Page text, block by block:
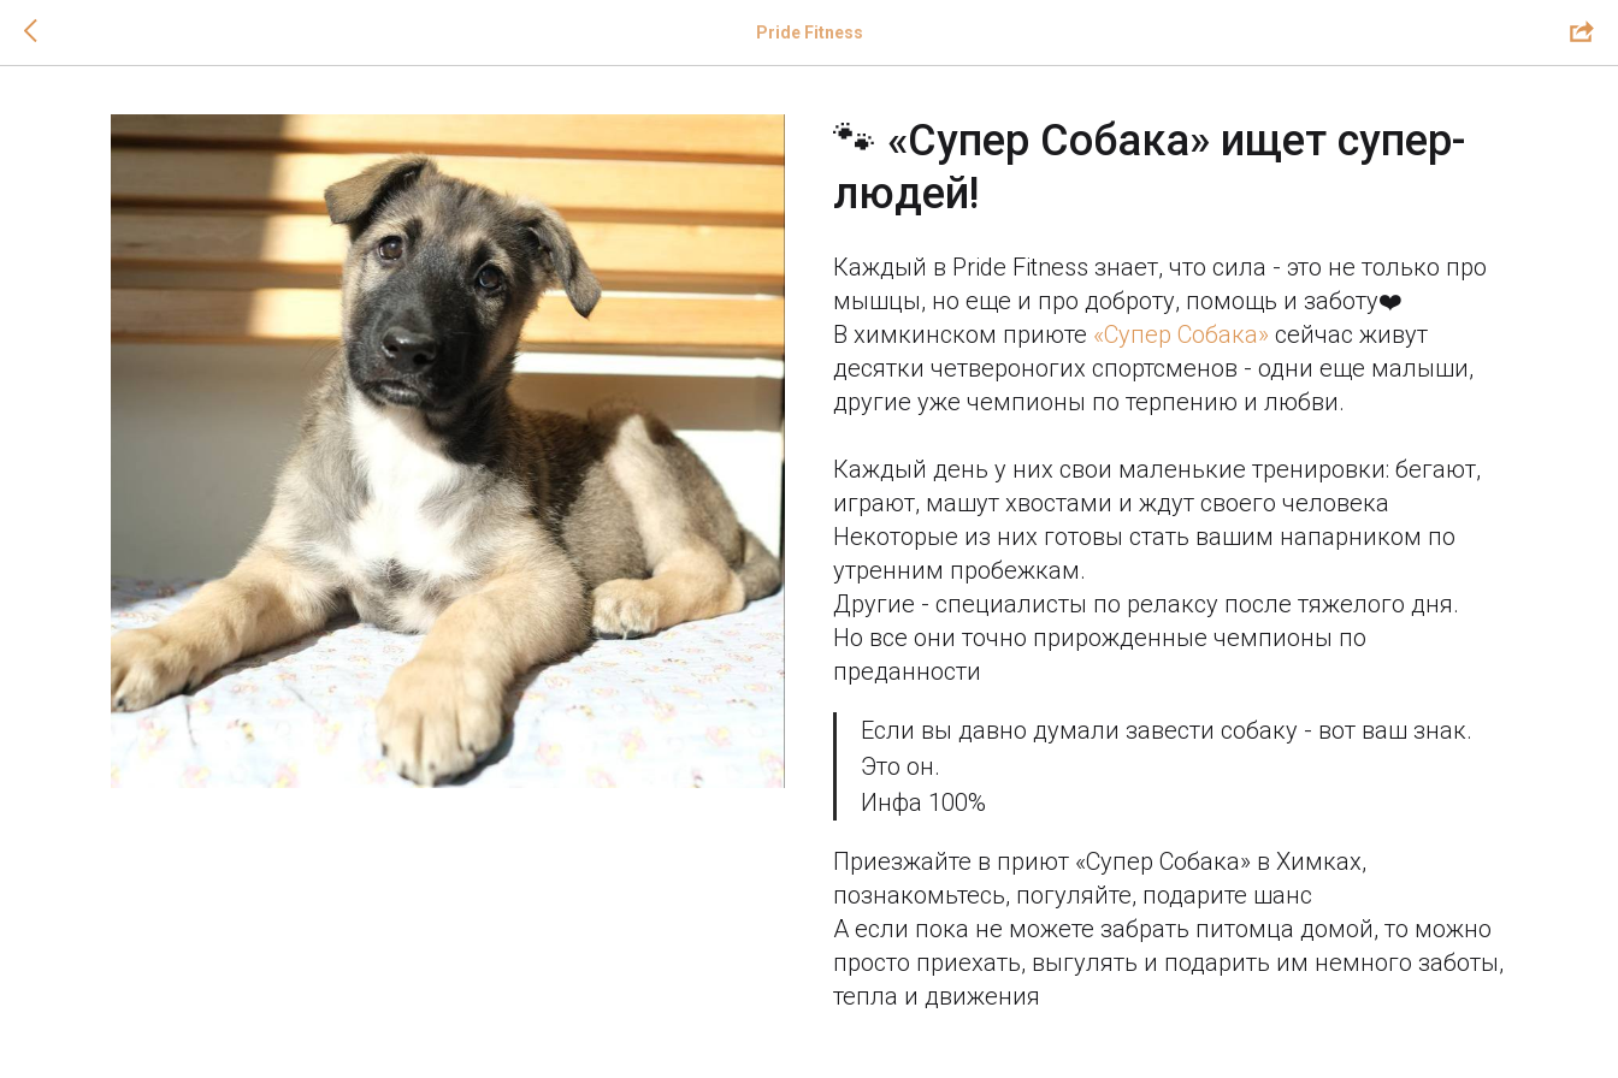
Pride Fitness
🐾 «Супер Собака» ищет супер-
людей!
Каждый в Pride Fitness знает, что сила - это не только про
мышцы, но еще и про доброту, помощь и заботу❤️
В химкинском приюте «Супер Собака» сейчас живут
десятки четвероногих спортсменов - одни еще малыши,
другие уже чемпионы по терпению и любви.
Каждый день у них свои маленькие тренировки: бегают,
играют, машут хвостами и ждут своего человека
Некоторые из них готовы стать вашим напарником по
утренним пробежкам.
Другие - специалисты по релаксу после тяжелого дня.
Но все они точно прирожденные чемпионы по
преданности
Если вы давно думали завести собаку - вот ваш знак.
Это он.
Инфа 100%
Приезжайте в приют «Супер Собака» в Химках,
познакомьтесь, погуляйте, подарите шанс
А если пока не можете забрать питомца домой, то можно
просто приехать, выгулять и подарить им немного заботы,
тепла и движения